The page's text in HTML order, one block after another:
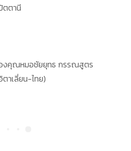
ตตานี
องคุณหมอชัยยุทธ กรรณสูตร
าเลี่ยน-ไทย)